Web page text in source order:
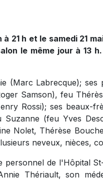
21 h et le samedi 21
le même jour à 13 h.
(Marc Labrecque); ses
Samson), feu
Rossi); ses beaux-
(feu Yves
Nolet, Thérèse
neveux, nièces,
personnel de l'Hôpital
Thériault, son